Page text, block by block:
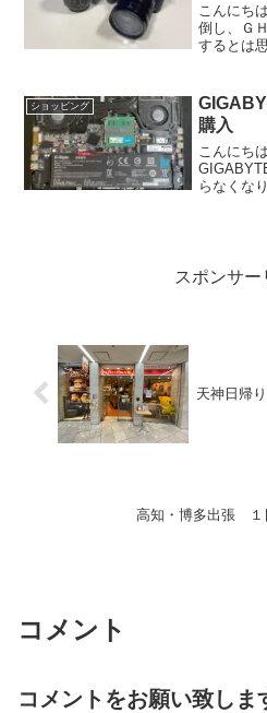
こんにち
倒し、Ｇ
するとは
に残して
ショッピング
購入
こんにち
らなくな
スポンサー
天神日帰
高知・博多出張 １
コメント
コメントをお願い致しま